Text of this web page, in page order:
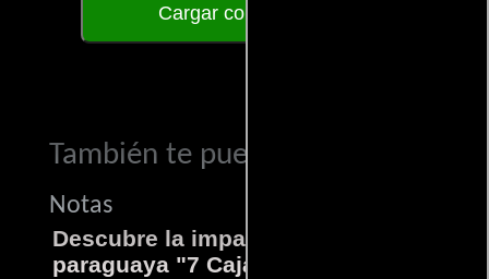
Cargar comentarios
También te puede interesar...
Notas
Descubre la impactante película
paraguaya "7 Cajas"